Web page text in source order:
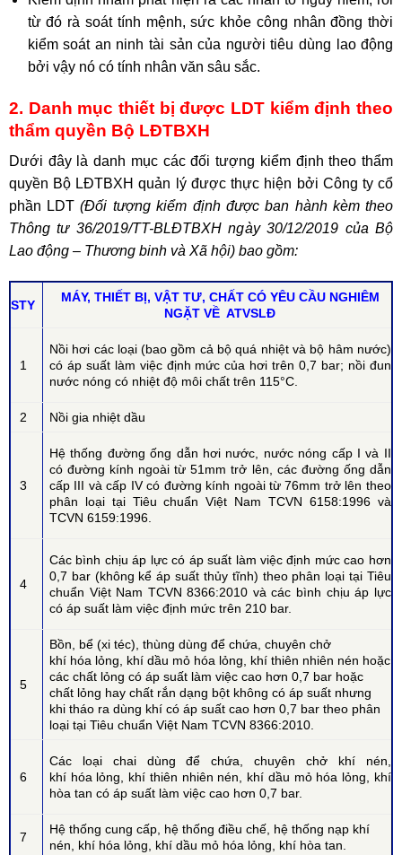
từ đó rà soát tính mệnh, sức khỏe công nhân đồng thời
kiểm soát an ninh tài sản của người tiêu dùng lao động
bởi vậy nó có tính nhân văn sâu sắc.
2. Danh mục thiết bị được LDT kiểm định theo
thẩm quyền Bộ LĐTBXH
Dưới đây là danh mục các đối tượng kiểm định theo thẩm
quyền Bộ LĐTBXH quản lý được thực hiện bởi Công ty cổ
phần LDT (Đối tượng kiểm định được ban hành kèm theo
Thông tư 36/2019/TT-BLĐTBXH ngày 30/12/2019 của Bộ
Lao động – Thương binh và Xã hội) bao gồm:
STY
MÁY, THIẾT BỊ, VẬT TƯ, CHẤT CÓ YÊU CẦU NGHIÊM
NGẶT VỀ ATVSLĐ
1
Nồi hơi các loại (bao gồm cả bộ quá nhiệt và bộ hâm nước)
có áp suất làm việc định mức của hơi trên 0,7 bar; nồi đun
nước nóng có nhiệt độ môi chất trên 115°C.
2 Nồi gia nhiệt dầu
3
Hệ thống đường ống dẫn hơi nước, nước nóng cấp I và II
có đường kính ngoài từ 51mm trở lên, các đường ống dẫn
cấp III và cấp IV có đường kính ngoài từ 76mm trở lên theo
phân loại tại Tiêu chuẩn Việt Nam TCVN 6158:1996 và
TCVN 6159:1996.
4
Các bình chịu áp lực có áp suất làm việc định mức cao hơn
0,7 bar (không kể áp suất thủy tĩnh) theo phân loại tại Tiêu
chuẩn Việt Nam TCVN 8366:2010 và các bình chịu áp lực
có áp suất làm việc định mức trên 210 bar.
5
Bồn, bể (xi téc), thùng dùng để chứa, chuyên chở
khí hóa lỏng, khí dầu mỏ hóa lỏng, khí thiên nhiên nén hoặc
các chất lỏng có áp suất làm việc cao hơn 0,7 bar hoặc
chất lỏng hay chất rắn dạng bột không có áp suất nhưng
khi tháo ra dùng khí có áp suất cao hơn 0,7 bar theo phân
loại tại Tiêu chuẩn Việt Nam TCVN 8366:2010.
6
Các loại chai dùng để chứa, chuyên chở khí nén,
khí hóa lỏng, khí thiên nhiên nén, khí dầu mỏ hóa lỏng, khí
hòa tan có áp suất làm việc cao hơn 0,7 bar.
7
Hệ thống cung cấp, hệ thống điều chế, hệ thống nạp khí
nén, khí hóa lỏng, khí dầu mỏ hóa lỏng, khí hòa tan.